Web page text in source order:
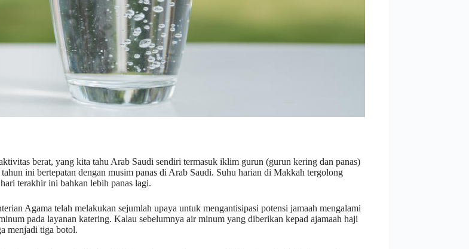
berat, yang kita tahu Arab Saudi sendiri termasuk iklim gurun (gurun kering dan panas)
ini bertepatan dengan musim panas di Arab Saudi. Suhu harian di Makkah tergolong
terakhir ini bahkan lebih panas lagi.
Agama telah melakukan sejumlah upaya untuk mengantisipasi potensi jamaah mengalami
pada layanan katering. Kalau sebelumnya air minum yang diberikan kepad ajamaah haji
menjadi tiga botol.